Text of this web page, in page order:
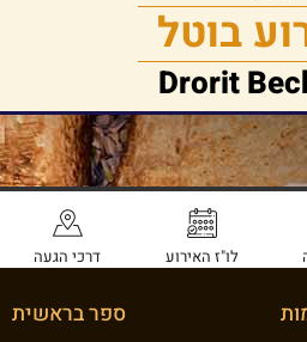
בוטל
Drorit
דרכי הגעה לו"ז האירוע
ספר בראשית